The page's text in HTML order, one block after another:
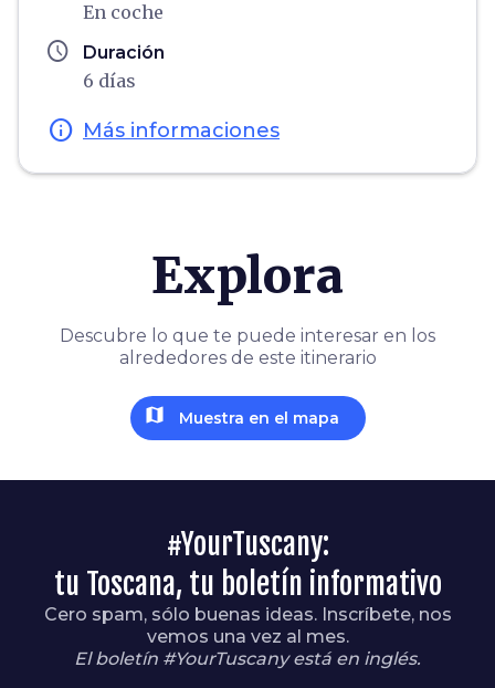
En coche
schedule Duración
6 días
info Más informaciones
Explora
Descubre lo que te puede interesar en los
alrededores de este itinerario
map Muestra en el mapa
#YourTuscany:
tu Toscana, tu boletín informativo
Cero spam, sólo buenas ideas. Inscríbete, nos
vemos una vez al mes.
El boletín #YourTuscany está en inglés.